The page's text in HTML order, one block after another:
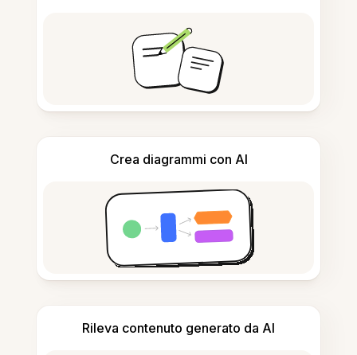
Crea diagrammi con AI
Rileva contenuto generato da AI